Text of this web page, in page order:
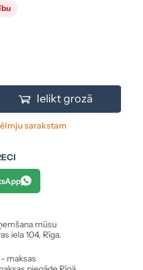
Ielikt grozā
sarakstam
mūsu
iela 104, Rīga.
maksas